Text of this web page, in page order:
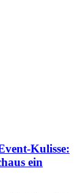
Kulisse:
ein